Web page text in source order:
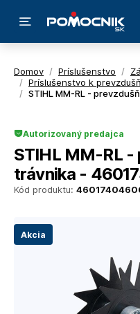
Domov / Príslušenstvo /
/ Príslušenstvo k
/ STIHL MM-RL -
Akcia
Kód produktu:
Autorizovaný predajca
STIHL MM-RL
trávnika -